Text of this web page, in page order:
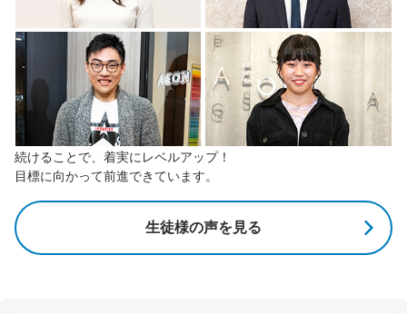
続けることで、着実にレベルアップ！
目標に向かって前進できています。
生徒様の声を見る